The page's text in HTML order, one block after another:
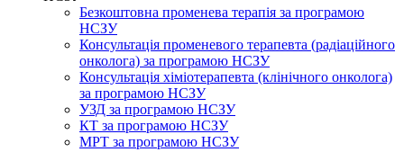
Безкоштовна променева терапія за програмою
НСЗУ
Консультація променевого терапевта (радіаційного
онколога) за програмою НСЗУ
Консультація хіміотерапевта (клінічного онколога)
за програмою НСЗУ
УЗД за програмою НСЗУ
КТ за програмою НСЗУ
МРТ за програмою НСЗУ